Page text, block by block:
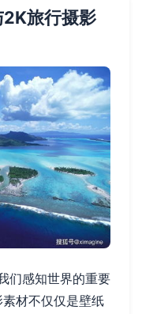
旅行摄影
们感知世界的重要
材不仅仅是壁纸